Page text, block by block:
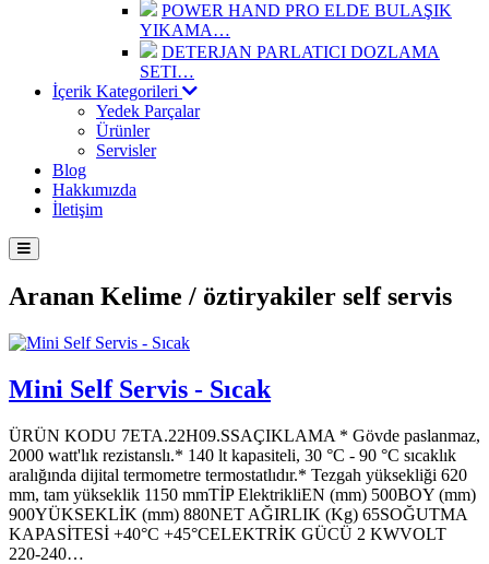
POWER HAND PRO ELDE BULAŞIK
YIKAMA…
DETERJAN PARLATICI DOZLAMA
SETI…
İçerik Kategorileri
Yedek Parçalar
Ürünler
Servisler
Blog
Hakkımızda
İletişim
Aranan Kelime / öztiryakiler self servis
Mini Self Servis - Sıcak
ÜRÜN KODU 7ETA.22H09.SSAÇIKLAMA * Gövde paslanmaz,
2000 watt'lık rezistanslı.* 140 lt kapasiteli, 30 °C - 90 °C sıcaklık
aralığında dijital termometre termostatlıdır.* Tezgah yüksekliği 620
mm, tam yükseklik 1150 mmTİP ElektrikliEN (mm) 500BOY (mm)
900YÜKSEKLİK (mm) 880NET AĞIRLIK (Kg) 65SOĞUTMA
KAPASİTESİ +40°C +45°CELEKTRİK GÜCÜ 2 KWVOLT
220-240…